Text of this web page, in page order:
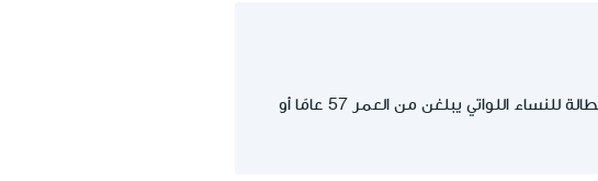
اعتبارًا من كانون الثاني-يناير 2022، تحددت التسهيلات في استحقاق مخصصات البطالة للنساء اللواتي يبلغن من العمر 57 عامًا أو